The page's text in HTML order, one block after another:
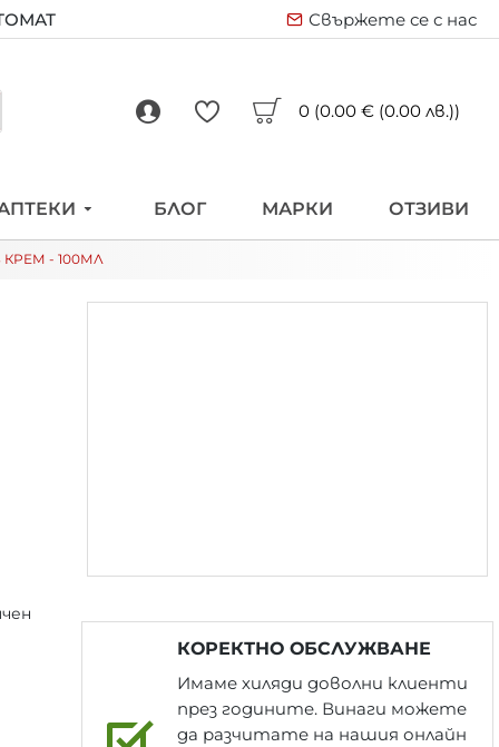
Свържете се с нас
0 (0.00 € (0.00 лв.))
БЛОГ МАРКИ ОТЗИВИ
- 100МЛ
КОРЕКТНО ОБСЛУЖВАНЕ
Имаме хиляди доволни клиенти
през годините. Винаги можете
да разчитате на нашия онлайн